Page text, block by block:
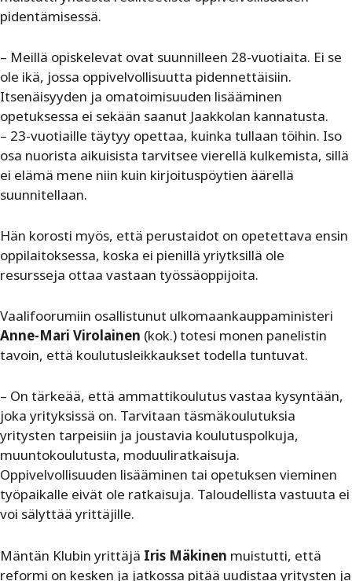
pidentämisessä.
– Meillä opiskelevat ovat suunnilleen 28-vuotiaita. Ei se
ole ikä, jossa oppivelvollisuutta pidennettäisiin.
Itsenäisyyden ja omatoimisuuden lisääminen
opetuksessa ei sekään saanut Jaakkolan kannatusta.
– 23-vuotiaille täytyy opettaa, kuinka tullaan töihin. Iso
osa nuorista aikuisista tarvitsee vierellä kulkemista, sillä
ei elämä mene niin kuin kirjoituspöytien äärellä
suunnitellaan.
Hän korosti myös, että perustaidot on opetettava ensin
oppilaitoksessa, koska ei pienillä yriytksillä ole
resursseja ottaa vastaan työssäoppijoita.
Vaalifoorumiin osallistunut ulkomaankauppaministeri
Anne-Mari Virolainen (kok.) totesi monen panelistin
tavoin, että koulutusleikkaukset todella tuntuvat.
– On tärkeää, että ammattikoulutus vastaa kysyntään,
joka yrityksissä on. Tarvitaan täsmäkoulutuksia
yritysten tarpeisiin ja joustavia koulutuspolkuja,
muuntokoulutusta, moduuliratkaisuja.
Oppivelvollisuuden lisääminen tai opetuksen vieminen
työpaikalle eivät ole ratkaisuja. Taloudellista vastuuta ei
voi sälyttää yrittäjille.
Mäntän Klubin yrittäjä Iris Mäkinen muistutti, että
reformi on kesken ja jatkossa pitää uudistaa yritysten ja